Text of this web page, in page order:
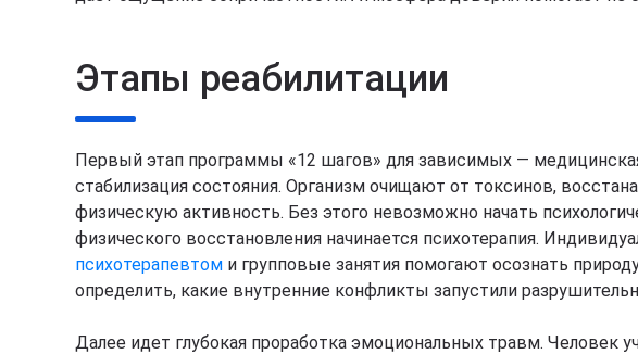
Этапы реабилитации
Первый этап программы «12 шагов» для зависимых —
стабилизация состояния. Организм очищают от токсинов,
физическую активность. Без этого невозможно начать
физического восстановления начинается психотерапия.
психотерапевтом и групповые занятия помогают осознать
определить, какие внутренние конфликты запустили
Далее идет глубокая проработка эмоциональных травм. Человек